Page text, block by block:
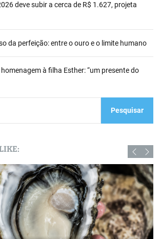
deve subir a cerca de R$ 1.627, projeta
da perfeição: entre o ouro e o limite humano
à filha Esther: “um presente do